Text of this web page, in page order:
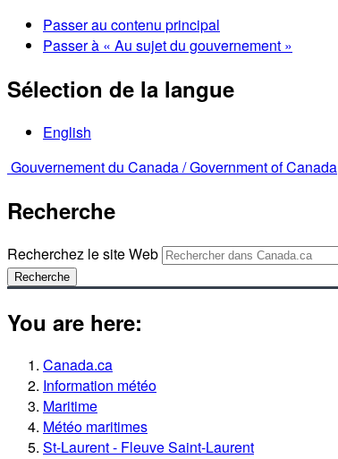
Passer au contenu principal
Passer à « Au sujet du gouvernement »
Sélection de la langue
English
Gouvernement du Canada /Government of Canada
Recherche
Recherchez le site Web
Recherche
You are here:
Canada.ca
Information météo
Maritime
Météo maritimes
St-Laurent - Fleuve Saint-Laurent